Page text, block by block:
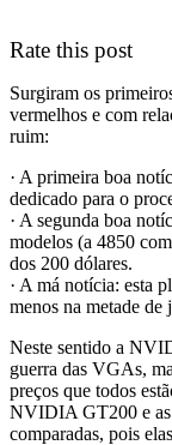
Rate this post
Surgiram os
vermelhos e com
ruim:
· A primeira boa
dedicado para o
· A segunda boa
modelos (a 4850
dos 200 dólares.
· A má notícia: esta
menos na metade
Neste sentido a
guerra das VGAs,
preços que todos
NVIDIA GT200 e as
comparadas, pois